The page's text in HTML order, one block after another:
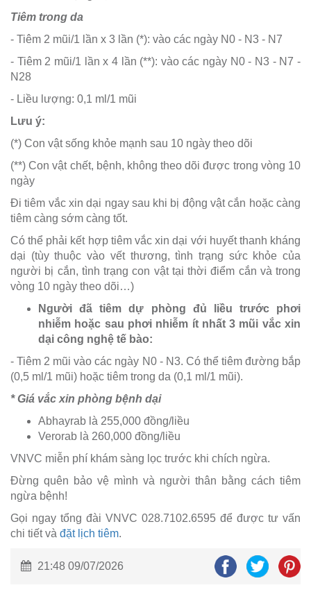
Tiêm trong da
- Tiêm 2 mũi/1 lần x 3 lần (*): vào các ngày N0 - N3 - N7
- Tiêm 2 mũi/1 lần x 4 lần (**): vào các ngày N0 - N3 - N7 -
N28
- Liều lượng: 0,1 ml/1 mũi
Lưu ý:
(*) Con vật sống khỏe mạnh sau 10 ngày theo dõi
(**) Con vật chết, bệnh, không theo dõi được trong vòng 10
ngày
Đi tiêm vắc xin dại ngay sau khi bị động vật cắn hoặc càng
tiêm càng sớm càng tốt.
Có thể phải kết hợp tiêm vắc xin dại với huyết thanh kháng
dại (tùy thuộc vào vết thương, tình trạng sức khỏe của
người bị cắn, tình trạng con vật tại thời điểm cắn và trong
vòng 10 ngày theo dõi…)
Người đã tiêm dự phòng đủ liều trước phơi
nhiễm hoặc sau phơi nhiễm ít nhất 3 mũi vắc xin
dại công nghệ tế bào:
- Tiêm 2 mũi vào các ngày N0 - N3. Có thể tiêm đường bắp
(0,5 ml/1 mũi) hoặc tiêm trong da (0,1 ml/1 mũi).
* Giá vắc xin phòng bệnh dại
Abhayrab là 255,000 đồng/liều
Verorab là 260,000 đồng/liều
VNVC miễn phí khám sàng lọc trước khi chích ngừa.
Đừng quên bảo vệ mình và người thân bằng cách tiêm
ngừa bệnh!
Gọi ngay tổng đài VNVC 028.7102.6595 để được tư vấn
chi tiết và đặt lịch tiêm.
21:48 09/07/2026